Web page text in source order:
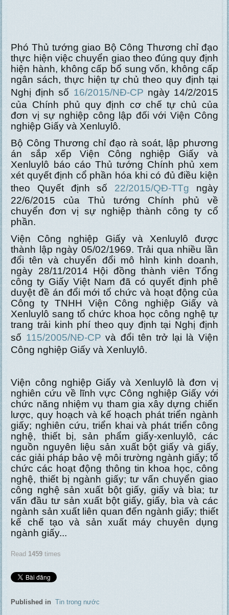
Phó Thủ tướng giao Bộ Công Thương chỉ đạo
thực hiện việc chuyển giao theo đúng quy định
hiện hành, không cấp bổ sung vốn, không cấp
ngân sách, thực hiện tự chủ theo quy định tại
Nghị định số 16/2015/NĐ-CP ngày 14/2/2015
của Chính phủ quy định cơ chế tự chủ của
đơn vị sự nghiệp công lập đối với Viện Công
nghiệp Giấy và Xenluylô.
Bộ Công Thương chỉ đạo rà soát, lập phương
án sắp xếp Viện Công nghiệp Giấy và
Xenluylô báo cáo Thủ tướng Chính phủ xem
xét quyết định cổ phần hóa khi có đủ điều kiện
theo Quyết định số 22/2015/QĐ-TTg ngày
22/6/2015 của Thủ tướng Chính phủ về
chuyển đơn vị sự nghiệp thành công ty cổ
phần.
Viện Công nghiệp Giấy và Xenluylô được
thành lập ngày 05/02/1969. Trải qua nhiều lần
đổi tên và chuyển đổi mô hình kinh doanh,
ngày 28/11/2014 Hội đồng thành viên Tổng
công ty Giấy Việt Nam đã có quyết định phê
duyệt đề án đổi mới tổ chức và hoạt động của
Công ty TNHH Viện Công nghiệp Giấy và
Xenluylô sang tổ chức khoa học công nghệ tự
trang trải kinh phí theo quy định tại Nghị định
số 115/2005/NĐ-CP và đổi tên trở lại là Viện
Công nghiệp Giấy và Xenluylô.
Viện công nghiệp Giấy và Xenluylô là đơn vị
nghiên cứu về lĩnh vực Công nghiệp Giấy với
chức năng nhiệm vụ tham gia xây dựng chiến
lược, quy hoạch và kế hoạch phát triển ngành
giấy; nghiên cứu, triển khai và phát triển công
nghệ, thiết bị, sản phẩm giấy-xenluylô, các
nguồn nguyên liệu sản xuất bột giấy và giấy,
các giải pháp bảo vệ môi trường ngành giấy; tổ
chức các hoạt động thông tin khoa học, công
nghệ, thiết bị ngành giấy; tư vấn chuyển giao
công nghệ sản xuất bột giấy, giấy và bìa; tư
vấn đầu tư sản xuất bột giấy, giấy, bìa và các
ngành sản xuất liên quan đến ngành giấy; thiết
kế chế tạo và sản xuất máy chuyên dụng
ngành giấy...
Read 1459 times
Published in Tin trong nước